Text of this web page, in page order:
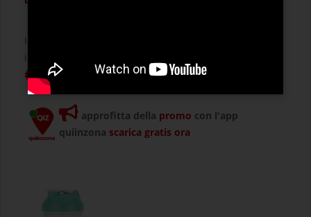
€ 6,99
approfitta della promo con l'app
quiinzona scarica gratis ora